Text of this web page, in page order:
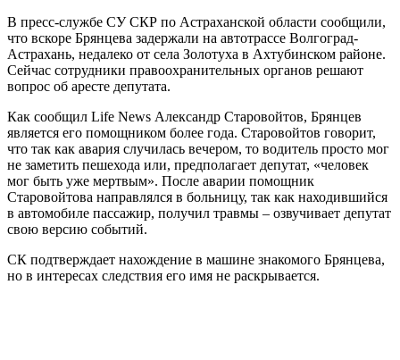
В пресс-службе СУ СКР по Астраханской области сообщили,
что вскоре Брянцева задержали на автотрассе Волгоград-
Астрахань, недалеко от села Золотуха в Ахтубинском районе.
Сейчас сотрудники правоохранительных органов решают
вопрос об аресте депутата.
Как сообщил Life News Александр Старовойтов, Брянцев
является его помощником более года. Старовойтов говорит,
что так как авария случилась вечером, то водитель просто мог
не заметить пешехода или, предполагает депутат, «человек
мог быть уже мертвым». После аварии помощник
Старовойтова направлялся в больницу, так как находившийся
в автомобиле пассажир, получил травмы – озвучивает депутат
свою версию событий.
СК подтверждает нахождение в машине знакомого Брянцева,
но в интересах следствия его имя не раскрывается.